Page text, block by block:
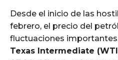
Desde el inicio de las
febrero, el precio del
fluctuaciones
Texas Intermediate